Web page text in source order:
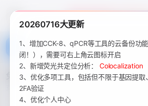
Academic
20260716大更新
1、增加CCK-8、qPCR等工具的云备份功
闭！），需要可右上角云图标开启
2、新增荧光共定位分析： Colocalization
3、优化多项工具，包括但不限于基因提取
2FA验证
4、优化个人中心